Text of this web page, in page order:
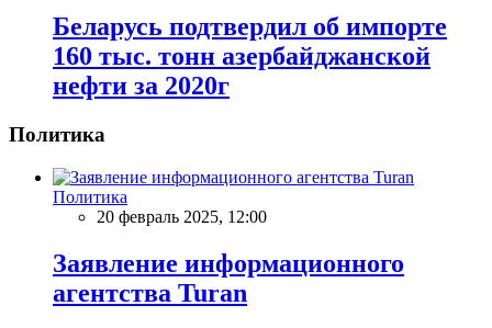
Беларусь подтвердил об импорте
160 тыс. тонн азербайджанской
нефти за 2020г
Политика
Политика
20 февраль 2025, 12:00
Заявление информационного
агентства Turan